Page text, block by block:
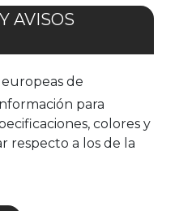
AVISOS
de
para
colores y
respecto a los de la